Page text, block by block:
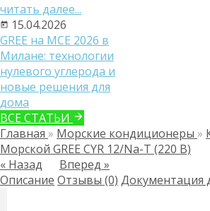
читать далее...
15.04.2026
GREE на MCE 2026 в
Милане: технологии
нулевого углерода и
новые решения для
дома
ВСЕ СТАТЬИ
Главная » Морские кондиционеры »
Морской GREE CYR 12/Na-T (220 В)
« Назад
Вперед »
Описание Отзывы (0) Документация